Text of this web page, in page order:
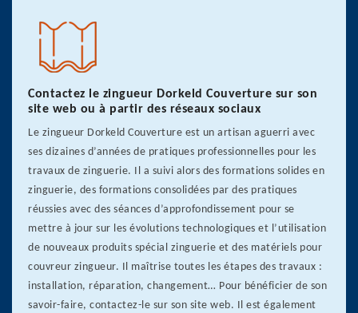
Contactez le zingueur Dorkeld Couverture sur son
site web ou à partir des réseaux sociaux
Le zingueur Dorkeld Couverture est un artisan aguerri avec
ses dizaines d’années de pratiques professionnelles pour les
travaux de zinguerie. Il a suivi alors des formations solides en
zinguerie, des formations consolidées par des pratiques
réussies avec des séances d’approfondissement pour se
mettre à jour sur les évolutions technologiques et l’utilisation
de nouveaux produits spécial zinguerie et des matériels pour
couvreur zingueur. Il maîtrise toutes les étapes des travaux :
installation, réparation, changement… Pour bénéficier de son
savoir-faire, contactez-le sur son site web. Il est également